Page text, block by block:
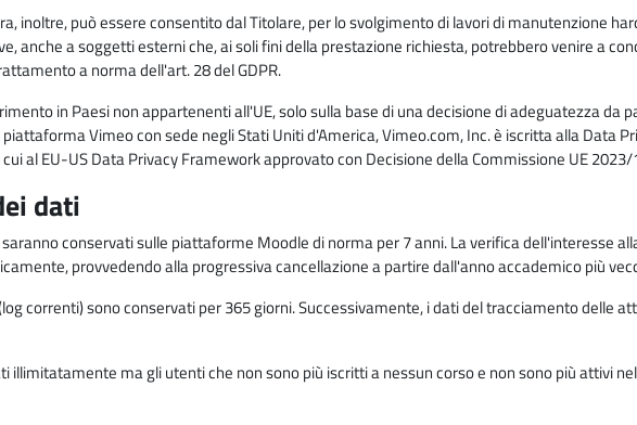
inoltre, può essere consentito dal Titolare, per lo svolgimento di lavori di manutenzione
anche a soggetti esterni che, ai soli fini della prestazione richiesta, potrebbero venire a
a norma dell'art. 28 del GDPR.
in Paesi non appartenenti all'UE, solo sulla base di una decisione di adeguatezza da
Vimeo con sede negli Stati Uniti d'America, Vimeo.com, Inc. è iscritta alla Data
al EU-US Data Privacy Framework approvato con Decisione della Commissione UE
dati
conservati sulle piattaforme Moodle di norma per 7 anni. La verifica dell'interesse
provvedendo alla progressiva cancellazione a partire dall'anno accademico più
correnti) sono conservati per 365 giorni. Successivamente, i dati del tracciamento delle
illimitatamente ma gli utenti che non sono più iscritti a nessun corso e non sono più attivi